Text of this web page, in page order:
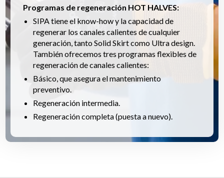
Programas de regeneración HOT HALVES:
SIPA tiene el know-how y la capacidad de
regenerar los canales calientes de cualquier
generación, tanto Solid Skirt como Ultra design.
También ofrecemos tres programas flexibles de
regeneración de canales calientes:
Básico, que asegura el mantenimiento
preventivo.
Regeneración intermedia.
Regeneración completa (puesta a nuevo).